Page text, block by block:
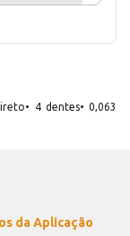
4 dentes• 0,063
da Aplicação